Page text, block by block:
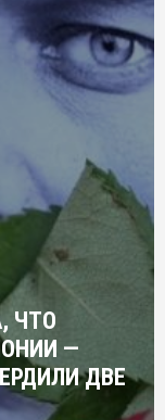
ЧТО
—
ДВЕ